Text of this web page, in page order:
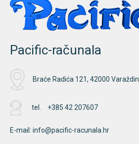
Pacific-računala
Braće Radića 121, 42000 Varaždin
tel. +385 42 207607
E-mail: info@pacific-racunala.hr